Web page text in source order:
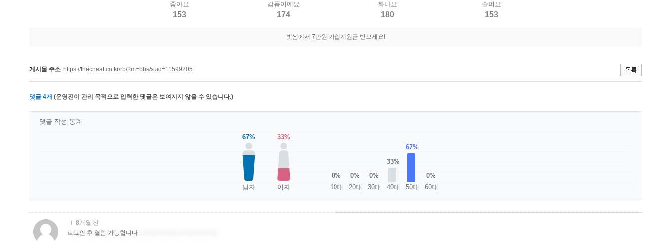
좋아요
153
감동이에요
174
화나요
180
슬퍼요
153
빗썸에서 7만원 가입지원금 받으세요!
게시물 주소 https://thecheat.co.kr/rb/?m=bbs&uid=11599205
댓글 4개 (운영진이 관리 목적으로 입력한 댓글은 보여지지 않을 수 있습니다.)
67%
남자
33%
여자
0%
10대
0%
20대
0%
30대
33%
40대
67%
50대
0%
60대
댓글 작성 통계